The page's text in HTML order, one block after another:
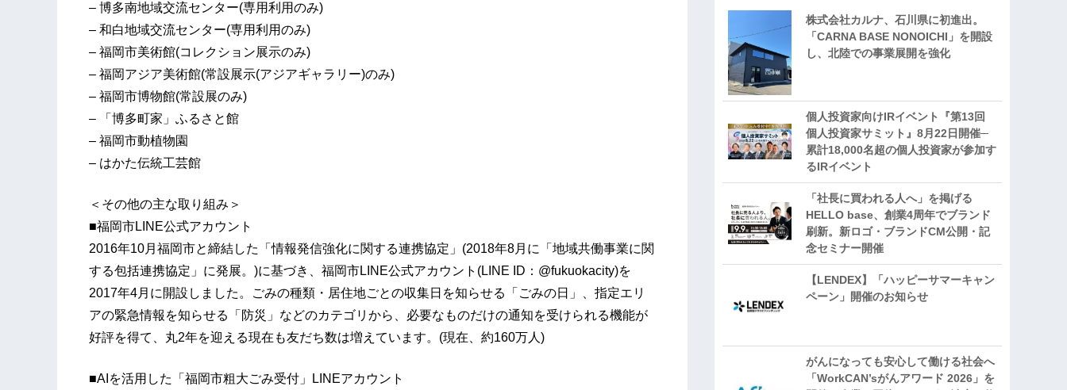
– 博多南地域交流センター(専用利用のみ)
– 和白地域交流センター(専用利用のみ)
– 福岡市美術館(コレクション展示のみ)
– 福岡アジア美術館(常設展示(アジアギャラリー)のみ)
– 福岡市博物館(常設展のみ)
– 「博多町家」ふるさと館
– 福岡市動植物園
– はかた伝統工芸館
＜その他の主な取り組み＞
■福岡市LINE公式アカウント
2016年10月福岡市と締結した「情報発信強化に関する連携協定」(2018年8月に「地域共働事業に関
する包括連携協定」に発展。)に基づき、福岡市LINE公式アカウント(LINE ID：@fukuokacity)を
2017年4月に開設しました。ごみの種類・居住地ごとの収集日を知らせる「ごみの日」、指定エリ
アの緊急情報を知らせる「防災」などのカテゴリから、必要なものだけの通知を受けられる機能が
好評を得て、丸2年を迎える現在も友だち数は増えています。(現在、約160万人)
■AIを活用した「福岡市粗大ごみ受付」LINEアカウント
株式会社カルナ、石川県に初進出。
「CARNA BASE NONOICHI」を開設
し、北陸での事業展開を強化
個人投資家向けIRイベント『第13回
個人投資家サミット』8月22日開催─
累計18,000名超の個人投資家が参加す
るIRイベント
「社長に買われる人へ」を掲げる
HELLO base、創業4周年でブランド
刷新。新ロゴ・ブランドCM公開・記
念セミナー開催
【LENDEX】「ハッピーサマーキャン
ペーン」開催のお知らせ
がんになっても安心して働ける社会へ
「WorkCAN’sがんアワード 2026」を